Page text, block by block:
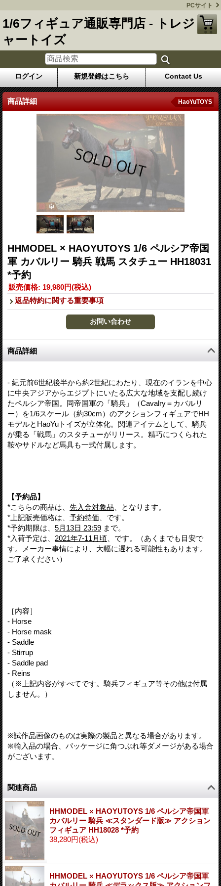
PCサイト
1/6フィギュア通販専門店 - トレジ
ャートイズ
ログイン 新規登録はこちら Contact Us
商品詳細 HaoYuTOYS
HHMODEL × HAOYUTOYS 1/6 ペルシア帝国
軍 カバルリー 騎兵 戦馬 スタチュー HH18031
*予約
販売価格: 19,980円(税込)
返品特約に関する重要事項
商品詳細
- 紀元前6世紀後半から約2世紀にわたり、現在のイランを中心
に中央アジアからエジプトにいたる広大な地域を支配し続け
たペルシア帝国。同帝国軍の「騎兵」（Cavalry＝カバルリ
ー）を1/6スケール（約30cm）のアクションフィギュアでHH
モデルとHaoYuトイズが立体化。関連アイテムとして、騎兵
が乗る「戦馬」のスタチューがリリース。精巧につくられた
鞍やサドルなど馬具も一式付属します。
【予約品】
*こちらの商品は、 先入金対象品 、となります。
*上記販売価格は、 予約特価 、です。
*予約期限は、 5月13日 23:59 まで。
*入荷予定は、 2021年7-11月頃 、です。（あくまでも目安で
す。メーカー事情により、大幅に遅れる可能性もあります。
ご了承ください）
［内容］
- Horse
- Horse mask
- Saddle
- Stirrup
- Saddle pad
- Reins
（※上記内容がすべてです。騎兵フィギュア等その他は付属
しません。）
※試作品画像のものは実際の製品と異なる場合があります。
※輸入品の場合、パッケージに角つぶれ等ダメージがある場合
がございます。
関連商品
HHMODEL × HAOYUTOYS 1/6 ペルシア帝国軍
カバルリー 騎兵 ≪スタンダード版≫ アクション
フィギュア HH18028 *予約
38,280円(税込)
HHMODEL × HAOYUTOYS 1/6 ペルシア帝国軍